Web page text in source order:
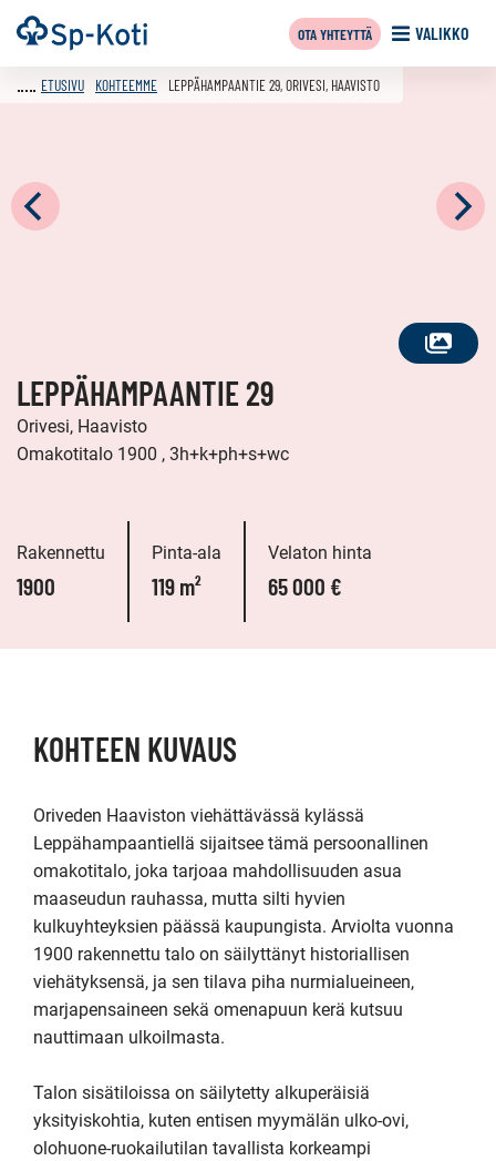
Siirry
sisältöön
Etusivu VALIKKO
OTA YHTEYTTÄ
KATSO
ETUSIVU KOHTEEMME LEPPÄHAMPAANTIE 29, ORIVESI, HAAVISTO
LEPPÄHAMPAANTIE 29
Orivesi, Haavisto
Omakotitalo 1900 , 3h+k+ph+s+wc
Rakennettu
1900
Pinta-ala
119 m²
Velaton hinta
65 000 €
KOHTEEN KUVAUS
Oriveden Haaviston viehättävässä kylässä
Leppähampaantiellä sijaitsee tämä persoonallinen
omakotitalo, joka tarjoaa mahdollisuuden asua
maaseudun rauhassa, mutta silti hyvien
kulkuyhteyksien päässä kaupungista. Arviolta vuonna
1900 rakennettu talo on säilyttänyt historiallisen
viehätyksensä, ja sen tilava piha nurmialueineen,
marjapensaineen sekä omenapuun kerä kutsuu
nauttimaan ulkoilmasta.
Talon sisätiloissa on säilytetty alkuperäisiä
yksityiskohtia, kuten entisen myymälän ulko-ovi,
olohuone-ruokailutilan tavallista korkeampi